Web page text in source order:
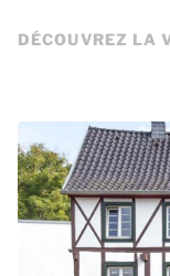
DÉCOUVREZ LA